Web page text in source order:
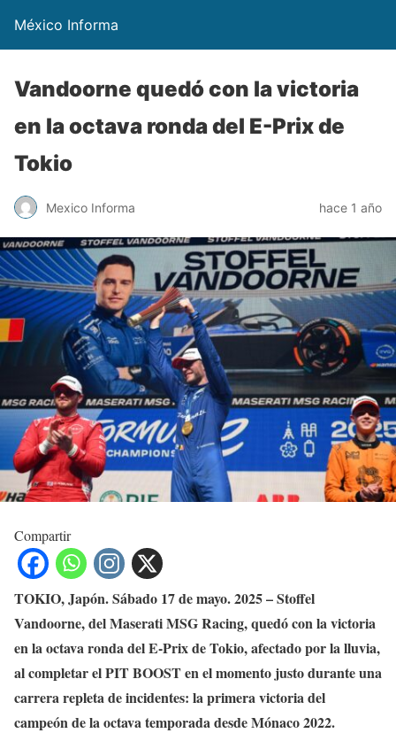
México Informa
Vandoorne quedó con la victoria
en la octava ronda del E-Prix de
Tokio
Mexico Informa hace 1 año
Compartir
TOKIO, Japón. Sábado 17 de mayo. 2025 – Stoffel
Vandoorne, del Maserati MSG Racing, quedó con la victoria
en la octava ronda del E-Prix de Tokio, afectado por la lluvia,
al completar el PIT BOOST en el momento justo durante una
carrera repleta de incidentes: la primera victoria del
campeón de la octava temporada desde Mónaco 2022.